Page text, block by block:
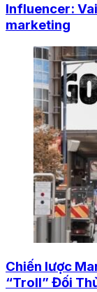
Influencer:
marketing
Chiến lược
“Troll” Đối